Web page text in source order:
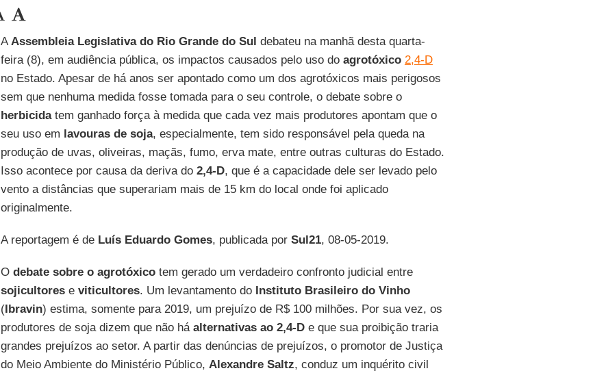
AAssembleia Legislativa do Rio Grande do Sul debateu na manhã desta quarta-
feira (8), em audiência pública, os impactos causados pelo uso do agrotóxico 2,4-D
no Estado. Apesar de há anos ser apontado como um dos agrotóxicos mais perigosos
sem que nenhuma medida fosse tomada para o seu controle, o debate sobre o
herbicidatem ganhado força à medida que cada vez mais produtores apontam que o
seu uso em lavouras de soja, especialmente, tem sido responsável pela queda na
produção de uvas, oliveiras, maçãs, fumo, erva mate, entre outras culturas do Estado.
Isso acontece por causa da deriva do 2,4-D, que é a capacidade dele ser levado pelo
vento a distâncias que superariam mais de 15 km do local onde foi aplicado
originalmente.
A reportagem é de Luís Eduardo Gomes, publicada por Sul21, 08-05-2019.
O debate sobre o agrotóxicotem gerado um verdadeiro confronto judicial entre
sojicultorese viticultores. Um levantamento do Instituto Brasileiro do Vinho
(Ibravin) estima, somente para 2019, um prejuízo de R$ 100 milhões. Por sua vez, os
produtores de soja dizem que não há alternativas ao 2,4-De que sua proibição traria
grandes prejuízos ao setor. A partir das denúncias de prejuízos, o promotor de Justiça
do Meio Ambiente do Ministério Público, Alexandre Saltz, conduz um inquérito civil